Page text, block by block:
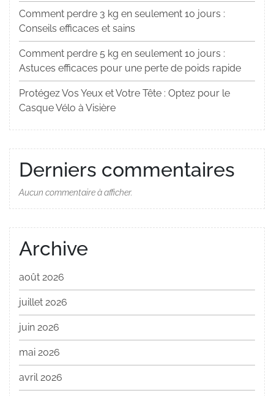
Comment perdre 3 kg en seulement 10 jours :
Conseils efficaces et sains
Comment perdre 5 kg en seulement 10 jours :
Astuces efficaces pour une perte de poids rapide
Protégez Vos Yeux et Votre Tête : Optez pour le
Casque Vélo à Visière
Derniers commentaires
Aucun commentaire à afficher.
Archive
août 2026
juillet 2026
juin 2026
mai 2026
avril 2026